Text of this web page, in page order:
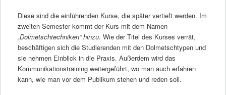
Diese sind die einführenden Kurse, die später vertieft werden. Im
zweiten Semester kommt der Kurs mit dem Namen
„Dolmetschtechniken“ hinzu. Wie der Titel des Kurses verrät,
beschäftigen sich die Studierenden mit den Dolmetschtypen und
sie nehmen Einblick in die Praxis. Außerdem wird das
Kommunikationstraining weitergeführt, wo man auch erfahren
kann, wie man vor dem Publikum stehen und reden soll.